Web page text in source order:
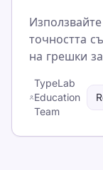
точността
на грешки
TypeLab
Education
Team